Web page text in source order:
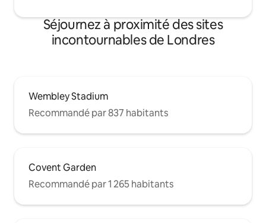
Séjournez à proximité des sites
incontournables de Londres
Wembley Stadium
Recommandé par 837 habitants
Covent Garden
Recommandé par 1 265 habitants